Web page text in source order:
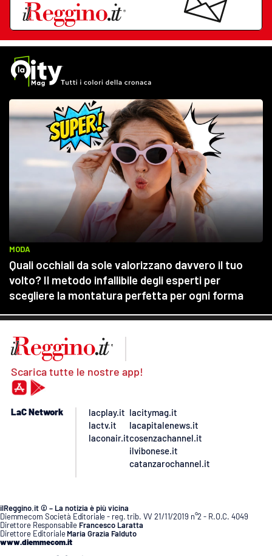
Scarica tutte le nostre app!
LaC Network
lacplay.it
lactv.it
laconair.it
lacitymag.it
lacapitalenews.it
cosenzachannel.it
ilvibonese.it
catanzarochannel.it
ilReggino.it © – La notizia è più vicina
Diemmecom Società Editoriale - reg. trib. VV 21/11/2019 n°2 - R.O.C. 4049
Direttore Responsabile Francesco Laratta
Direttore Editoriale Maria Grazia Falduto
www.diemmecom.it